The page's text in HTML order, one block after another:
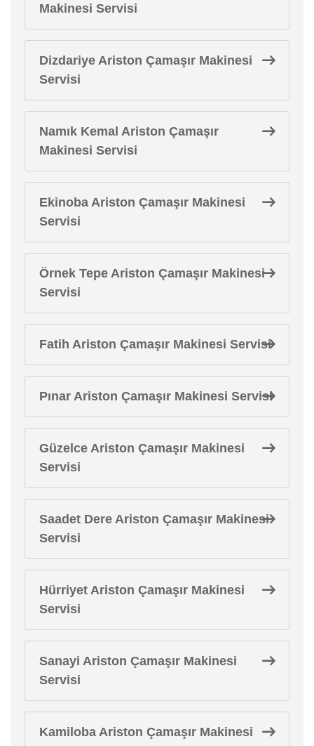
Makinesi Servisi
Dizdariye Ariston Çamaşır Makinesi
Servisi
Namık Kemal Ariston Çamaşır
Makinesi Servisi
Ekinoba Ariston Çamaşır Makinesi
Servisi
Örnek Tepe Ariston Çamaşır Makinesi
Servisi
Fatih Ariston Çamaşır Makinesi Servisi
Pınar Ariston Çamaşır Makinesi Servisi
Güzelce Ariston Çamaşır Makinesi
Servisi
Saadet Dere Ariston Çamaşır Makinesi
Servisi
Hürriyet Ariston Çamaşır Makinesi
Servisi
Sanayi Ariston Çamaşır Makinesi
Servisi
Kamiloba Ariston Çamaşır Makinesi